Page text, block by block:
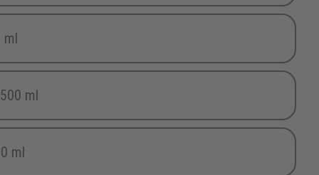
ml Option ist zurzeit nicht verfügbar.)
ml
(Diese Option ist zurzeit nicht verfügbar.)
ml
(Diese Option ist zurzeit nicht verfügbar.)